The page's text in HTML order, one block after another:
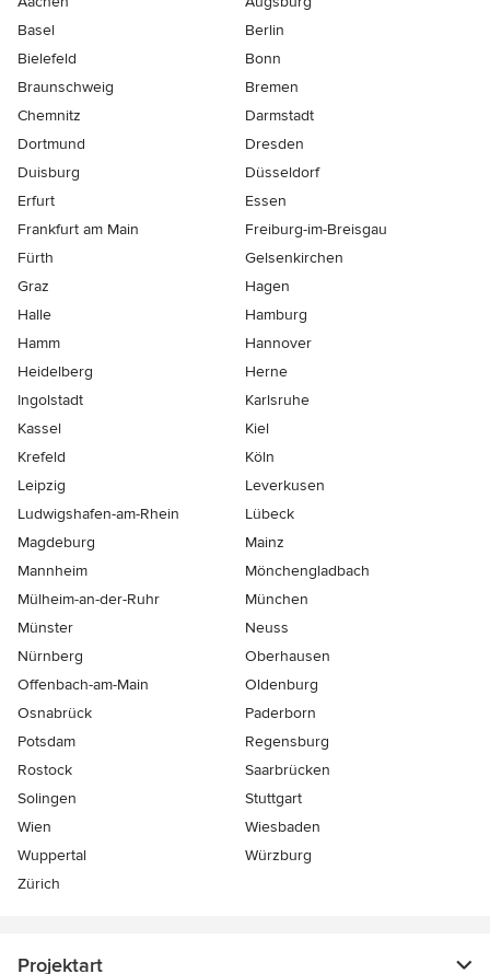
Basel
Berlin
Bielefeld
Bonn
Braunschweig
Bremen
Chemnitz
Darmstadt
Dortmund
Dresden
Duisburg
Düsseldorf
Erfurt
Essen
Frankfurt am Main
Freiburg-im-Breisgau
Fürth
Gelsenkirchen
Graz
Hagen
Halle
Hamburg
Hamm
Hannover
Heidelberg
Herne
Ingolstadt
Karlsruhe
Kassel
Kiel
Krefeld
Köln
Leipzig
Leverkusen
Ludwigshafen-am-Rhein
Lübeck
Magdeburg
Mainz
Mannheim
Mönchen­gladbach
Mülheim-an-der-Ruhr
München
Münster
Neuss
Nürnberg
Oberhausen
Offenbach-am-Main
Oldenburg
Osnabrück
Paderborn
Potsdam
Regensburg
Rostock
Saarbrücken
Solingen
Stuttgart
Wien
Wiesbaden
Wuppertal
Würzburg
Zürich
Projektart